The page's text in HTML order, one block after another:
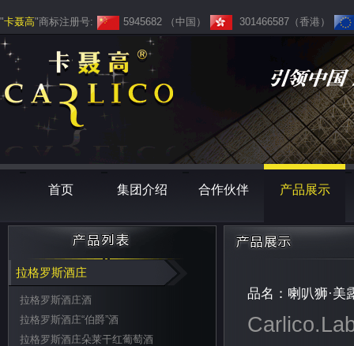
"卡聂高"商标注册号: 5945682 （中国） 301466587（香港）
首页 集团介绍 合作伙伴 产品展示
品名：喇叭狮·美
拉格罗斯酒庄
拉格罗斯酒庄酒
拉格罗斯酒庄“伯爵”酒
拉格罗斯酒庄朵莱干红葡萄酒